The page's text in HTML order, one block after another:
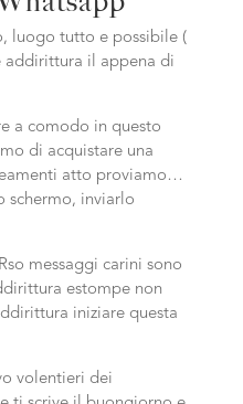
luogo tutto e possibile (
addirittura il appena di
a comodo in questo
di acquistare una
atto proviamo…
schermo, inviarlo
messaggi carini sono
estompe non
iniziare questa
volentieri dei